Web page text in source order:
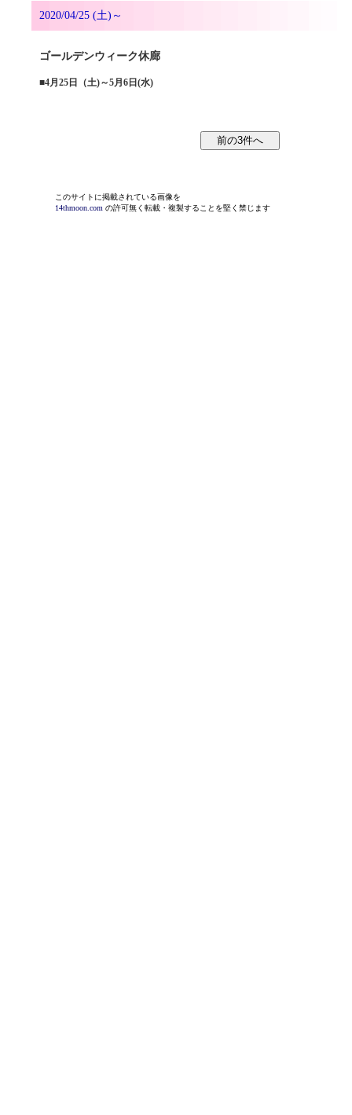
2020/04/25 (土)～
ゴールデンウィーク休廊
■4月25日（土)～5月6日(水)
このサイトに掲載されている画像を
14thmoon.com の許可無く転載・複製することを堅く禁じます